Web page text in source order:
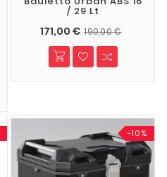
/ 29 Lt
171,00 € 190,00 €
-10%